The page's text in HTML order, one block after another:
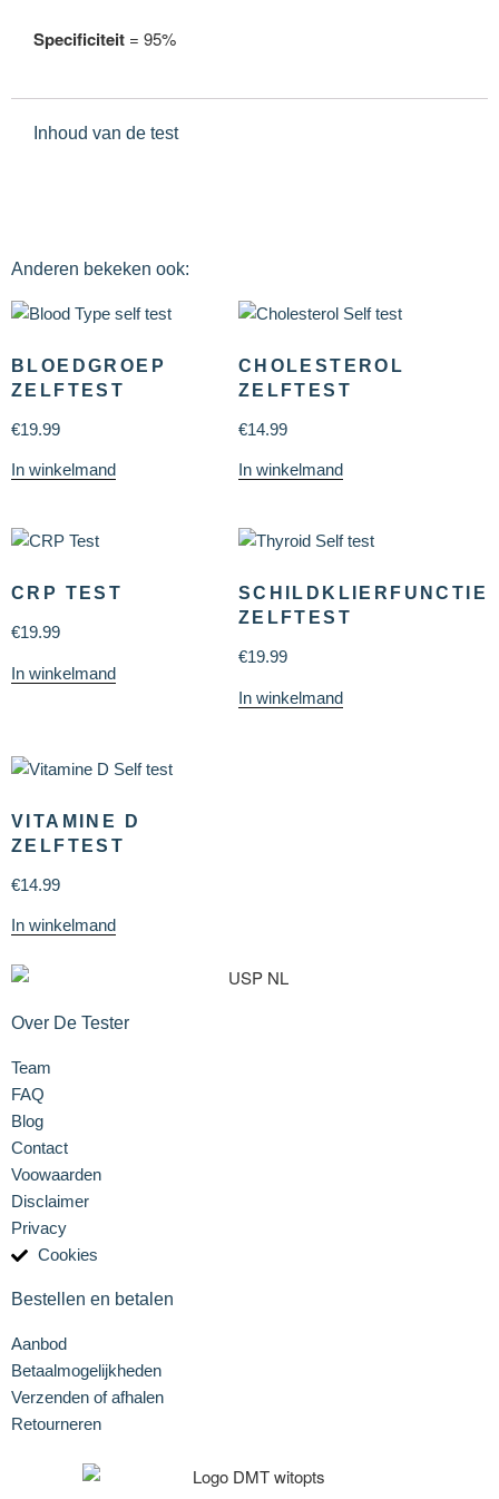
Specificiteit = 95%
Inhoud van de test
Anderen bekeken ook:
BLOEDGROEP
ZELFTEST
€19.99
In winkelmand
CHOLESTEROL
ZELFTEST
€14.99
In winkelmand
CRP TEST
€19.99
In winkelmand
SCHILDKLIERFUNCTIE
ZELFTEST
€19.99
In winkelmand
VITAMINE D
ZELFTEST
€14.99
In winkelmand
Over De Tester
Team
FAQ
Blog
Contact
Voowaarden
Disclaimer
Privacy
Cookies
Bestellen en betalen
Aanbod
Betaalmogelijkheden
Verzenden of afhalen
Retourneren